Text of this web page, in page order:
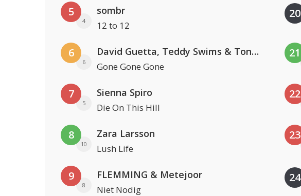
5
4
sombr
12 to 12
6
6
David Guetta, Teddy Swims & Tones And I
Gone Gone Gone
7
5
Sienna Spiro
Die On This Hill
8
10
Zara Larsson
Lush Life
9
8
FLEMMING & Metejoor
Niet Nodig
20
21
22
23
24